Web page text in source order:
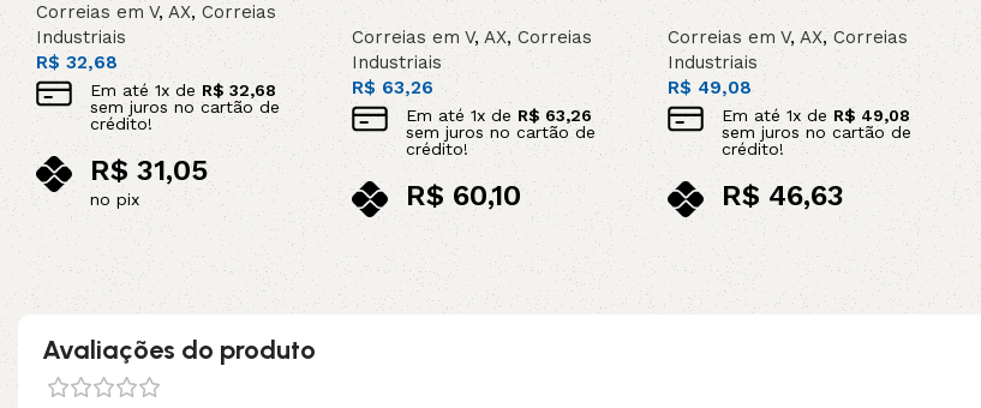
Correias em V, AX, Correias
Industriais
R$ 32,68
Em até1x de R$ 32,68
sem juros no cartão de
crédito!
R$31,05
no pix
Adicionar ao carrinho
Correias em V,AX,Correias
Industriais
R$63,26
Em até1x de R$63,26
sem juros no cartão de
crédito!
R$ 60,10
no pix
Adicionar ao carrinho
Correias em V, AX,Correias
Industriais
R$49,08
Em até 1x deR$49,08
sem juros no cartão de
crédito!
R$46,63
no pix
Leia mais
Avaliações do produto